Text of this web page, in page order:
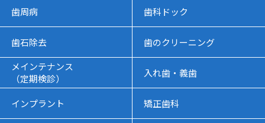
歯周病 歯科ドック
歯石除去
歯のクリーニング
メインテナンス
（定期検診）
入れ歯・義歯
インプラント 矯正歯科